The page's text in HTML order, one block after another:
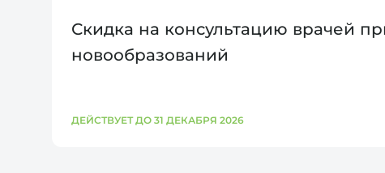
Скидка на консультацию врачей
новообразований
ДЕЙСТВУЕТ ДО 31 ДЕКАБРЯ 2026